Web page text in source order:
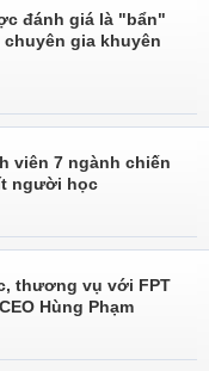
đánh giá là "bẩn"
gia khuyên
viên 7 ngành chiến
người học
thương vụ với FPT
Hùng Phạm